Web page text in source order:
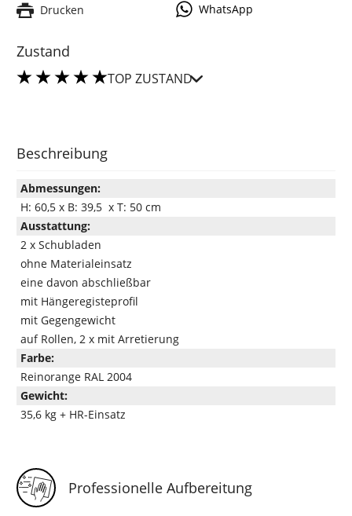
Drucken WhatsApp
Zustand
TOP ZUSTAND
Beschreibung
Abmessungen:
H: 60,5 x B: 39,5 x T: 50 cm
Ausstattung:
2 x Schubladen
ohne Materialeinsatz
eine davon abschließbar
mit Hängeregisteprofil
mit Gegengewicht
auf Rollen, 2 x mit Arretierung
Farbe:
Reinorange RAL 2004
Gewicht:
35,6 kg + HR-Einsatz
Professionelle Aufbereitung